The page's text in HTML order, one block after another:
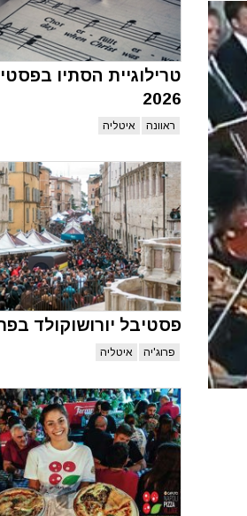
טרילוגיית הסתיו
2026
ראוונה איטליה
פסטיבל יורושוקולד
פרוג'יה איטליה